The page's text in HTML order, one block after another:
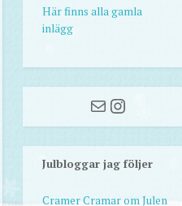
Här finns alla gamla
inlägg
MailInstagram
Julbloggar jag följer
Cramer Cramar om Julen